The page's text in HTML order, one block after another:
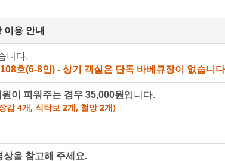
이용 안내
니다.
호(6-8인) - 상기 객실은 단독 바베큐장이 없습니
원이 피워주는 경우 35,000원 입니다.
갑 4개, 식탁보 2개, 철망 2개)
상을 참고해 주세요.